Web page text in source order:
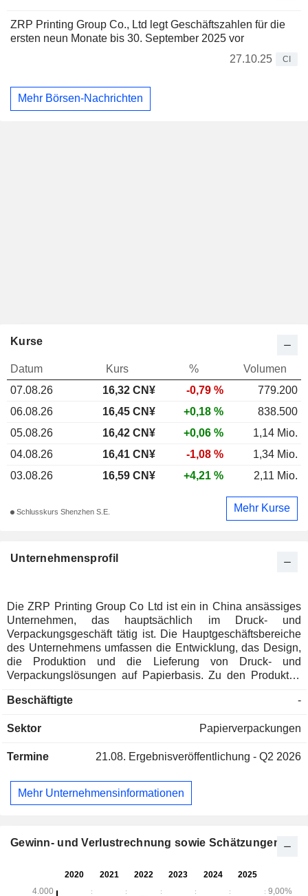
ZRP Printing Group Co., Ltd legt Geschäftszahlen für die
ersten neun Monate bis 30. September 2025 vor
27.10.25
CI
Mehr Börsen-Nachrichten
Unternehmensprofil
Die ZRP Printing Group Co Ltd ist ein in China ansässiges
Unternehmen, das hauptsächlich im Druck- und
Verpackungsgeschäft tätig ist. Die Hauptgeschäftsbereiche
des Unternehmens umfassen die Entwicklung, das Design,
die Produktion und die Lieferung von Druck- und
Verpackungslösungen auf Papierbasis. Zu den Produkten
Geschenkboxen, Werbemittel, E-Commerce-Verpackungen,
des Unternehmens finden Anwendung in den Bereichen
Lebensmittel, Gesundheitsprodukte, Medizin,
weiteren Bereichen. Das Unternehmen ist hauptsächlich auf
dem heimischen Markt tätig.
Beschäftigte -
Sektor Papierverpackungen
Termine 21.08. Ergebnisveröffentlichung - Q2 2026
Mehr Unternehmensinformationen
Kurse
Datum Kurs %
Volumen
07.08.26
16,32 CN¥ -0,79 %
779.200
06.08.26
16,45 CN¥ +0,18 %
838.500
05.08.26
16,42 CN¥ +0,06 %
1,14 Mio.
04.08.26
16,41 CN¥ -1,08 %
1,34 Mio.
03.08.26
16,59 CN¥ +4,21 % 2,11 Mio.
Schlusskurs Shenzhen S.E. Mehr Kurse
Gewinn- und Verlustrechnung sowie Schätzungen